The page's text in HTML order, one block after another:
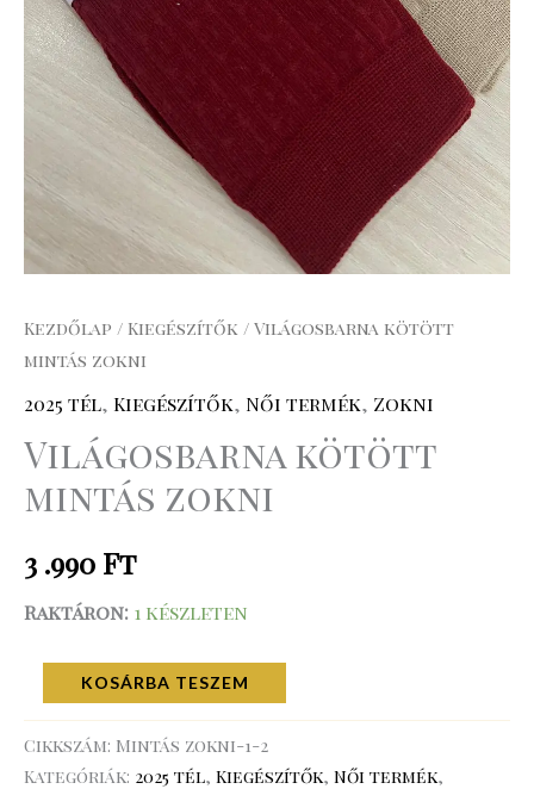
Kezdőlap / Kiegészítők / Világosbarna kötött
mintás zokni
2025 tél, Kiegészítők, Női termék, Zokni
Világosbarna kötött
mintás zokni
3 .990 Ft
Raktáron: 1 készleten
KOSÁRBA TESZEM
Cikkszám: Mintás zokni-1-2
Kategóriák: 2025 tél, Kiegészítők, Női termék,